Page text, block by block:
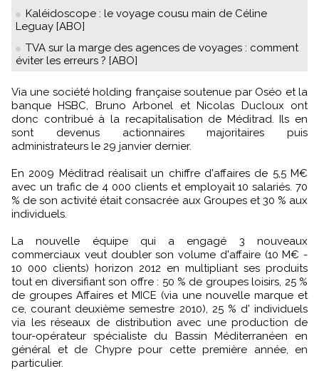
Kaléidoscope : le voyage cousu main de Céline
Leguay [ABO]
TVA sur la marge des agences de voyages : comment
éviter les erreurs ? [ABO]
Via une société holding française soutenue par Oséo et la
banque HSBC, Bruno Arbonel et Nicolas Ducloux ont
donc contribué à la recapitalisation de Méditrad. Ils en
sont devenus actionnaires majoritaires puis
administrateurs le 29 janvier dernier.
En 2009 Méditrad réalisait un chiffre d'affaires de 5,5 M€
avec un trafic de 4 000 clients et employait 10 salariés. 70
% de son activité était consacrée aux Groupes et 30 % aux
individuels.
La nouvelle équipe qui a engagé 3 nouveaux
commerciaux veut doubler son volume d'affaire (10 M€ -
10 000 clients) horizon 2012 en multipliant ses produits
tout en diversifiant son offre : 50 % de groupes loisirs, 25 %
de groupes Affaires et MICE (via une nouvelle marque et
ce, courant deuxième semestre 2010), 25 % d' individuels
via les réseaux de distribution avec une production de
tour-opérateur spécialiste du Bassin Méditerranéen en
général et de Chypre pour cette première année, en
particulier.